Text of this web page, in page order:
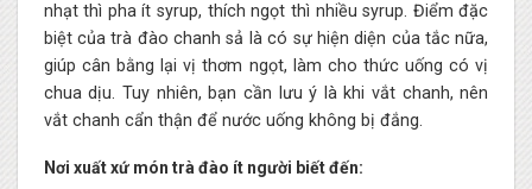
nhạt thì pha ít syrup, thích ngọt thì nhiều syrup. Điểm đặc
biệt của trà đào chanh sả là có sự hiện diện của tắc nữa,
giúp cân bằng lại vị thơm ngọt, làm cho thức uống có vị
chua dịu. Tuy nhiên, bạn cần lưu ý là khi vắt chanh, nên
vắt chanh cẩn thận để nước uống không bị đắng.
Nơi xuất xứ món trà đào ít người biết đến: